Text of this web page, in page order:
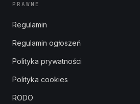
PRAWNE
Regulamin
Regulamin ogłoszeń
Polityka prywatności
Polityka cookies
RODO